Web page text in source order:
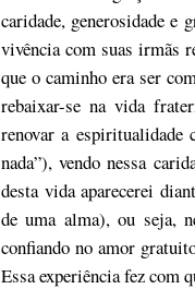
caridade, generosidade e
vivência com suas irmãs
que o caminho era ser
rebaixar-se na vida
renovar a
nada”), vendo nessa
desta vida aparecerei
de uma alma), ou seja,
confiando no amor
Essa experiência fez com